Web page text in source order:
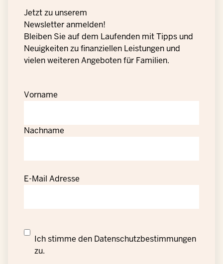
Jetzt zu unserem
Newsletter anmelden!
Bleiben Sie auf dem Laufenden mit Tipps und
Neuigkeiten zu finanziellen Leistungen und
vielen weiteren Angeboten für Familien.
Vorname
Nachname
E-Mail Adresse
Datenschutzrechtliche
Einwilligung
Ich stimme den Datenschutzbestimmungen
zu.